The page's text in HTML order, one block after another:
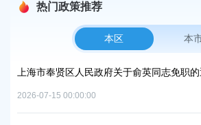
热门政策推荐
本区 本
上海市奉贤区人民政府关于俞英同志免职
2026-07-15 00:00:00